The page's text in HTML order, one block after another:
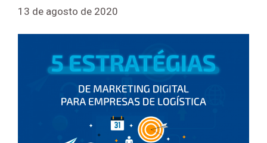
13 de agosto de 2020